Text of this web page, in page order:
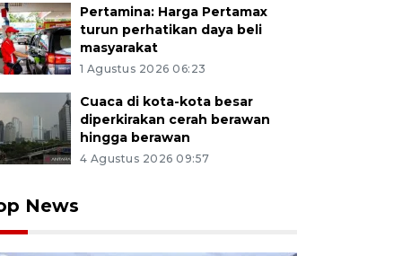
Pertamina: Harga Pertamax
turun perhatikan daya beli
masyarakat
1 Agustus 2026 06:23
Cuaca di kota-kota besar
diperkirakan cerah berawan
hingga berawan
4 Agustus 2026 09:57
News